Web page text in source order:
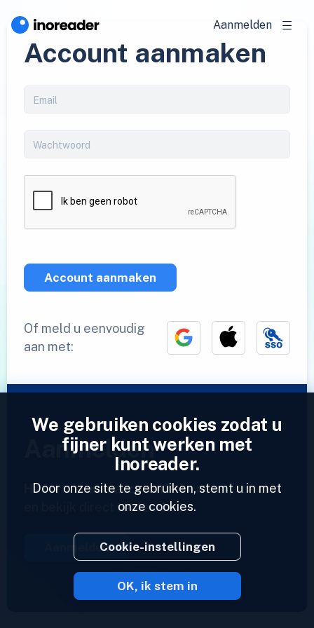
Aanmelden
Account aanmaken
Account aanmaken
Of meld u eenvoudig
aan met:
Aanmelden
Heeft u al een account?Voer een profiel in
en bekijk direct uw feeds.
Aanmelden
2023 © Inoreader
We gebruiken cookies zodat u
fijner kunt werken met
Inoreader.
Door onze site te gebruiken, stemt u in met
onze cookies.
Cookie-instellingen
OK, ik stem in